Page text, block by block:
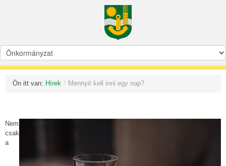
Ön itt van: Hírek / Mennyit kell inni egy nap?
Nem
csak
a